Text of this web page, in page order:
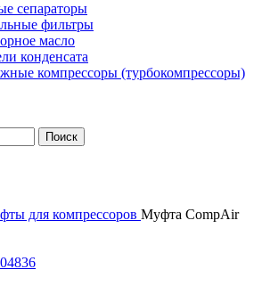
сепараторы
фильтры
масло
конденсата
компрессоры (турбокомпрессоры)
Поиск
для компрессоров Муфта CompAir